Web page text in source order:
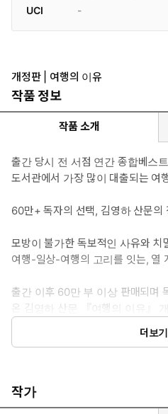
UCI
-
개정판 | 여행의 이유
작품 정보
작품 소개
출간 당시 전 서점 연간 종합베스
도서관에서 가장 많이 대출되는 여
60만+ 독자의 선택, 김영하 산문의
모방이 불가한 독보적인 사유와 치
여행-일상-여행의 고리를 잇는, 열
출간 이후 60만 부 이상 판매되며
온 김영하 산문 『여행의 이유』
간되었다. 코로나 팬데믹 이후 우
떤 것이었는지, 김영하만의 현란
의 정수로 불릴 만하다.
『여행의 이유』는 여행지에서 겪
더보기
작가